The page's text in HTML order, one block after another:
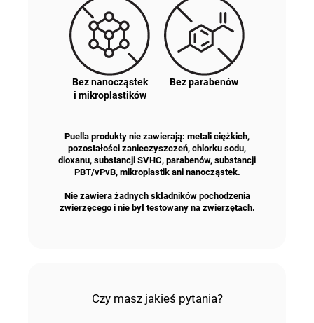
Bez nanocząstek
i mikroplastików
Bez parabenów
Puella produkty nie zawierają: metali ciężkich,
pozostałości zanieczyszczeń, chlorku sodu,
dioxanu, substancji SVHC, parabenów, substancji
PBT/vPvB, mikroplastik ani nanocząstek.
Nie zawiera żadnych składników pochodzenia
zwierzęcego i nie był testowany na zwierzętach.
Czy masz jakieś pytania?